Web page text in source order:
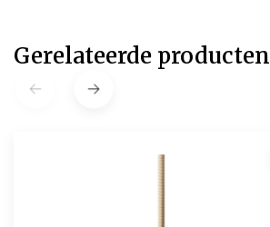
Gerelateerde producten